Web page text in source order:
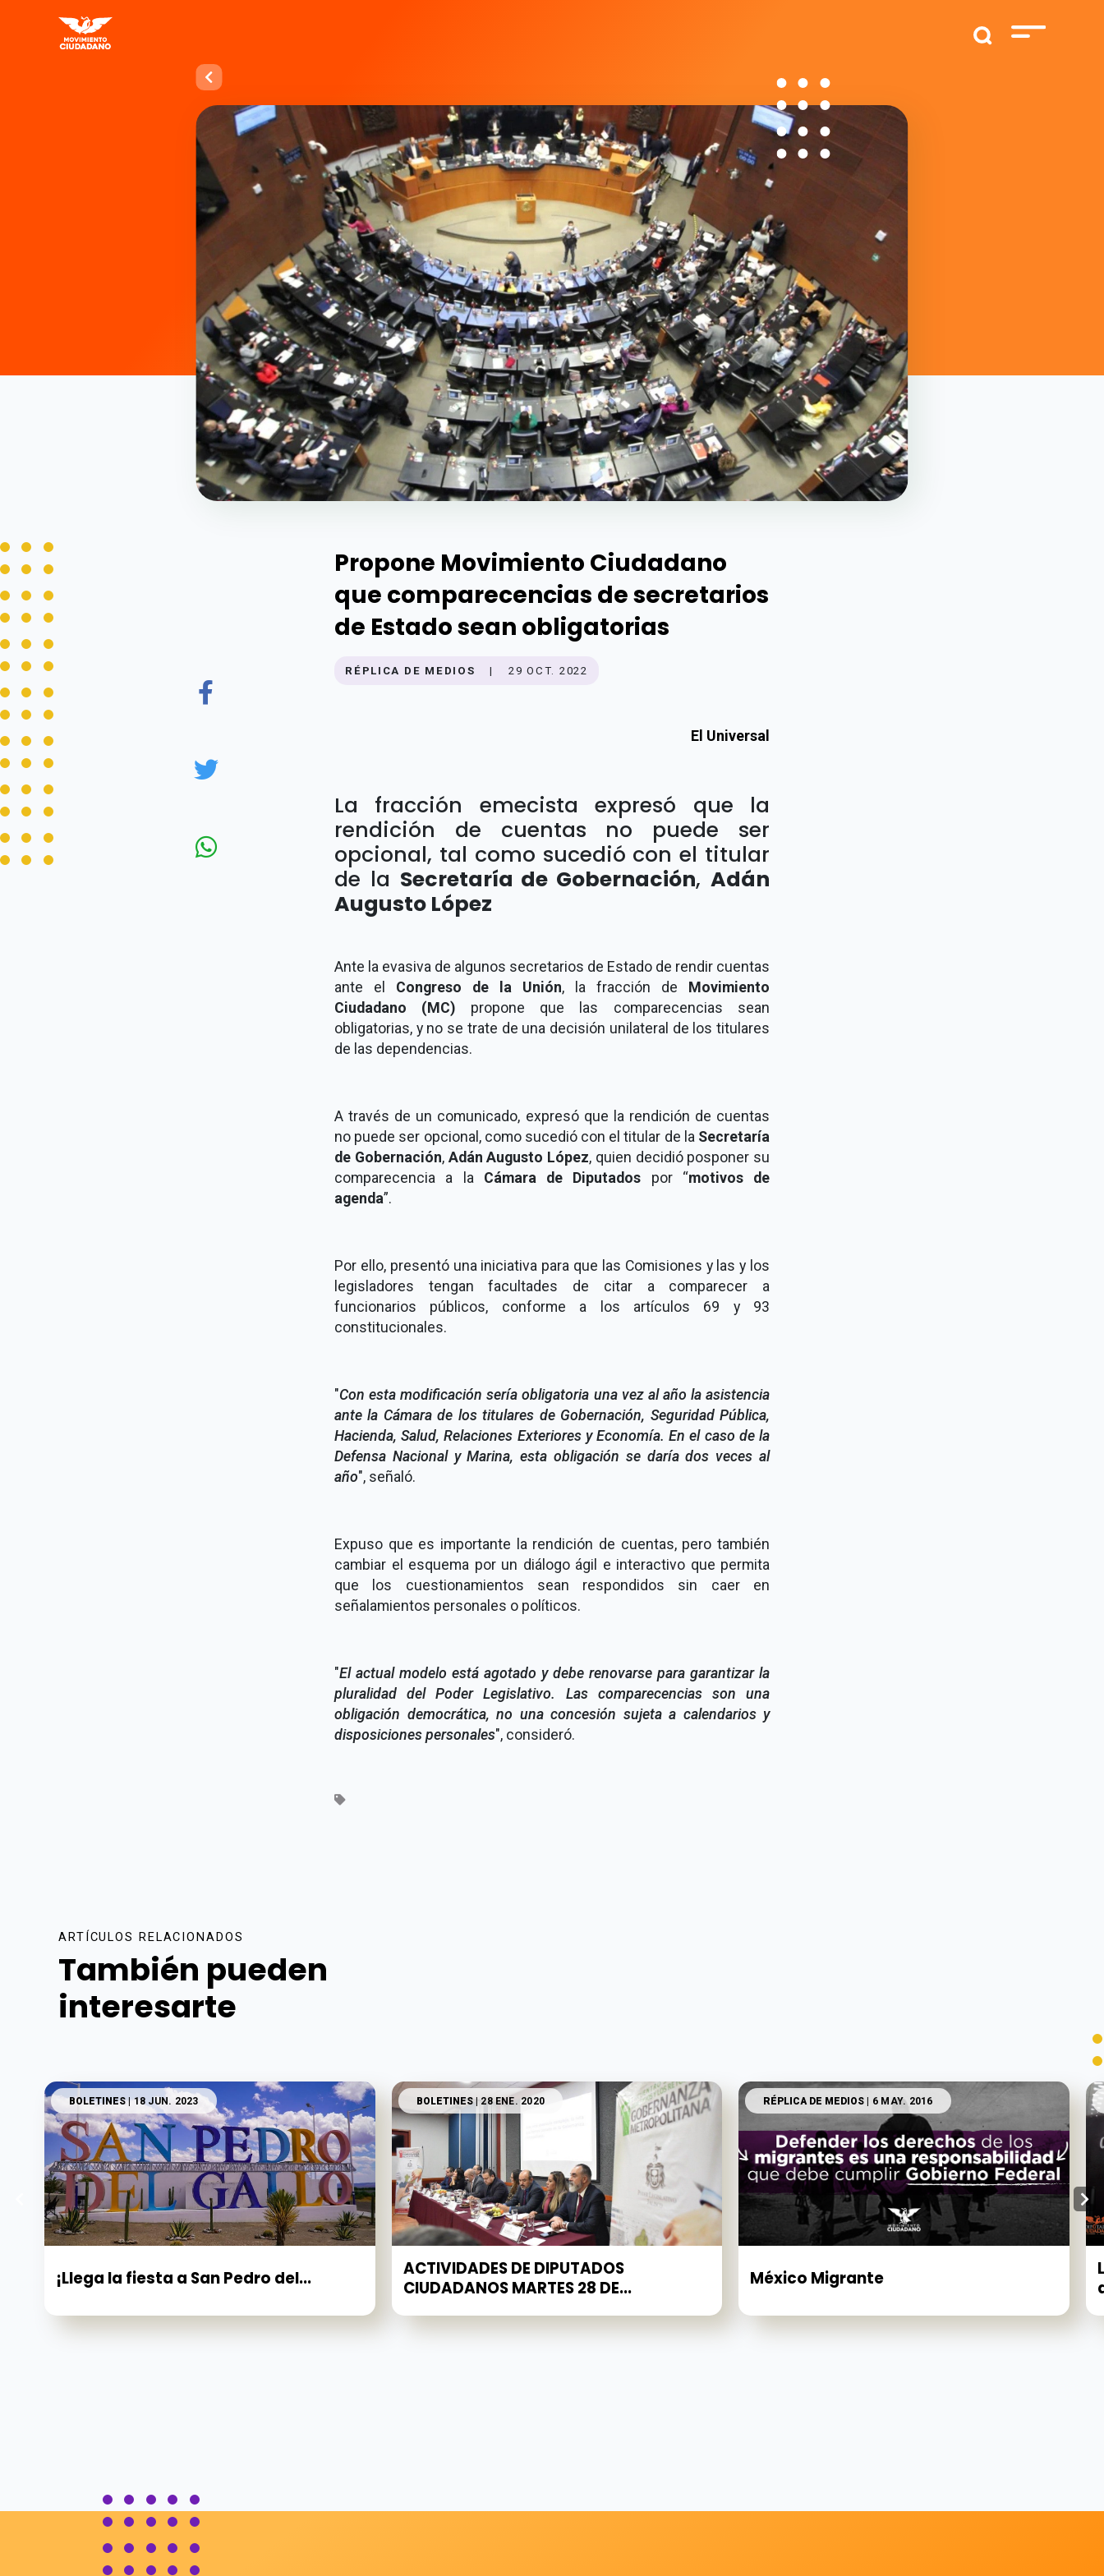
Propone Movimiento Ciudadano
que comparecencias de secretarios
de Estado sean obligatorias
RÉPLICA DE MEDIOS | 29 OCT. 2022
El Universal
La fracción emecista expresó que la
rendición de cuentas no puede ser
opcional, tal como sucedió con el titular
de la Secretaría de Gobernación,Adán
Augusto López
Ante la evasiva de algunos secretarios de Estado de rendir cuentas
ante el Congreso de la Unión, la fracción de Movimiento
Ciudadano (MC) propone que las comparecencias sean
obligatorias, y no se trate de una decisión unilateral de los titulares
de las dependencias.
A través de un comunicado, expresó que la rendición de cuentas
no puede ser opcional, como sucedió con el titular de la Secretaría
de Gobernación, Adán Augusto López, quien decidió posponer su
comparecencia a la Cámara de Diputados por “motivos de
agenda”.
Por ello, presentó una iniciativa para que las Comisiones y las y los
legisladores tengan facultades de citar a comparecer a
funcionarios públicos, conforme a los artículos 69 y 93
constitucionales.
"Con esta modificación sería obligatoria una vez al año la asistencia
ante la Cámara de los titulares de Gobernación, Seguridad Pública,
Hacienda, Salud, Relaciones Exteriores y Economía. En el caso de la
Defensa Nacional y Marina, esta obligación se daría dos veces al
año", señaló.
Expuso que es importante la rendición de cuentas, pero también
cambiar el esquema por un diálogo ágil e interactivo que permita
que los cuestionamientos sean respondidos sin caer en
señalamientos personales o políticos.
"El actual modelo está agotado y debe renovarse para garantizar la
pluralidad del Poder Legislativo. Las comparecencias son una
obligación democrática, no una concesión sujeta a calendarios y
disposiciones personales", consideró.
ARTÍCULOS RELACIONADOS
También pueden
interesarte
BOLETINES| 18 JUN. 2023
¡Llega la fiesta a San Pedro del...
BOLETINES| 28 ENE. 2020
ACTIVIDADES DE DIPUTADOS
CIUDADANOS MARTES 28 DE...
RÉPLICA DE MEDIOS | 6 MAY. 2016
México Migrante